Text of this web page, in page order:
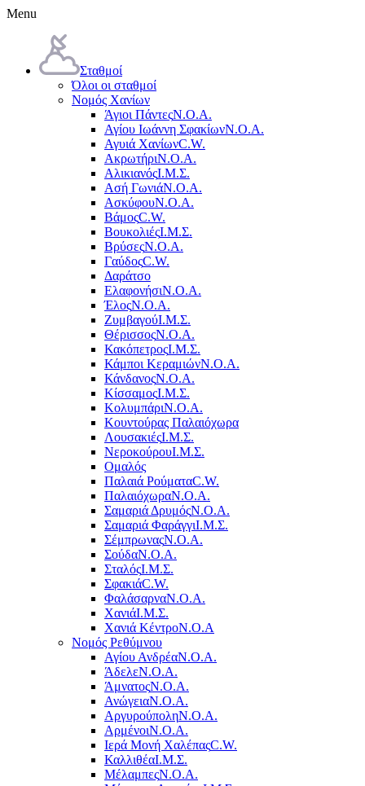
Menu
Σταθμοί
Όλοι οι σταθμοί
Νομός Χανίων
Άγιοι ΠάντεςΝ.Ο.Α.
Αγίου Ιωάννη ΣφακίωνΝ.Ο.Α.
Αγυιά ΧανίωνC.W.
ΑκρωτήριΝ.Ο.Α.
ΑλικιανόςΙ.Μ.Σ.
Ασή ΓωνιάΝ.Ο.Α.
ΑσκύφουΝ.Ο.Α.
ΒάμοςC.W.
ΒουκολιέςΙ.Μ.Σ.
ΒρύσεςΝ.Ο.Α.
ΓαύδοςC.W.
Δαράτσο
ΕλαφονήσιΝ.Ο.Α.
ΈλοςΝ.Ο.Α.
ΖυμβαγούΙ.Μ.Σ.
ΘέρισσοςΝ.Ο.Α.
ΚακόπετροςΙ.Μ.Σ.
Κάμποι ΚεραμιώνΝ.Ο.Α.
ΚάνδανοςΝ.Ο.Α.
ΚίσσαμοςΙ.Μ.Σ.
ΚολυμπάριΝ.Ο.Α.
Κουντούρας Παλαιόχωρα
ΛουσακιέςΙ.Μ.Σ.
ΝεροκούρουΙ.Μ.Σ.
Ομαλός
Παλαιά ΡούματαC.W.
ΠαλαιόχωραΝ.Ο.Α.
Σαμαριά ΔρυμόςΝ.Ο.Α.
Σαμαριά ΦαράγγιΙ.Μ.Σ.
ΣέμπρωναςΝ.Ο.Α.
ΣούδαΝ.Ο.Α.
ΣταλόςΙ.Μ.Σ.
ΣφακιάC.W.
ΦαλάσαρναΝ.Ο.Α.
ΧανιάΙ.Μ.Σ.
Χανιά ΚέντροN.O.A
Νομός Ρεθύμνου
Αγίου ΑνδρέαΝ.Ο.Α.
ΆδελεΝ.Ο.Α.
ΆμνατοςΝ.Ο.Α.
ΑνώγειαΝ.Ο.Α.
ΑργυρούποληΝ.Ο.Α.
ΑρμένοιΝ.Ο.Α.
Ιερά Μονή ΧαλέπαςC.W.
ΚαλλιθέαΙ.Μ.Σ.
ΜέλαμπεςΝ.Ο.Α.